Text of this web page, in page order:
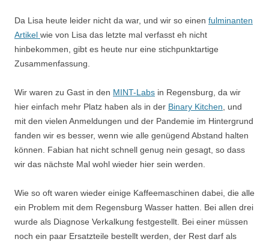
Da Lisa heute leider nicht da war, und wir so einen fulminanten
Artikel wie von Lisa das letzte mal verfasst eh nicht
hinbekommen, gibt es heute nur eine stichpunktartige
Zusammenfassung.
Wir waren zu Gast in den MINT-Labs in Regensburg, da wir
hier einfach mehr Platz haben als in der Binary Kitchen , und
mit den vielen Anmeldungen und der Pandemie im Hintergrund
fanden wir es besser, wenn wie alle genügend Abstand halten
können. Fabian hat nicht schnell genug nein gesagt, so dass
wir das nächste Mal wohl wieder hier sein werden.
Wie so oft waren wieder einige Kaffeemaschinen dabei, die alle
ein Problem mit dem Regensburg Wasser hatten. Bei allen drei
wurde als Diagnose Verkalkung festgestellt. Bei einer müssen
noch ein paar Ersatzteile bestellt werden, der Rest darf als